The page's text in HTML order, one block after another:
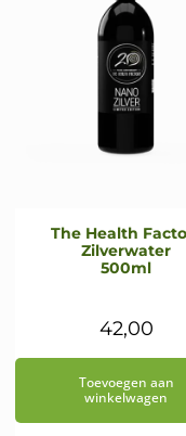
The Health
Zilverwater
500ml
42,00
Toevoegen aan
winkelwagen